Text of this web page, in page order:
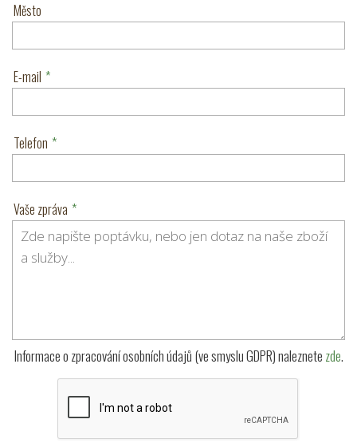
Město
E-mail *
Telefon *
Vaše zpráva *
Informace o zpracování osobních údajů (ve smyslu GDPR) naleznete zde.